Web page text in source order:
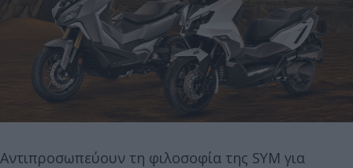
Αντιπροσωπεύουν τη φιλοσοφία της SYM για